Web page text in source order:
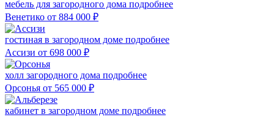
мебель для загородного дома подробнее
Венетико от 884 000 ₽
гостиная в загородном доме подробнее
Ассизи от 698 000 ₽
холл загородного дома подробнее
Орсонья от 565 000 ₽
кабинет в загородном доме подробнее